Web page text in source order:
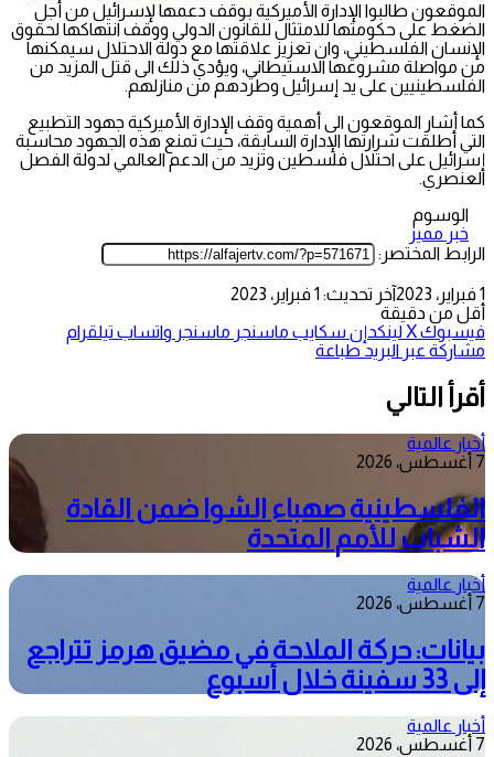
الموقعون طالبوا الإدارة الأميركية بوقف دعمها لإسرائيل من أجل
الضغط على حكومتها للامتثال للقانون الدولي ووقف انتهاكها لحقوق
الإنسان الفلسطيني، وان تعزيز علاقتها مع دولة الاحتلال سيمكنها
من مواصلة مشروعها الاستيطاني، ويؤدي ذلك الى قتل المزيد من
الفلسطينيين على يد إسرائيل وطردهم من منازلهم.
كما أشار الموقعون الى أهمية وقف الإدارة الأميركية جهود التطبيع
التي أطلقت شرارتها الإدارة السابقة، حيث تمنع هذه الجهود محاسبة
إسرائيل على احتلال فلسطين وتزيد من الدعم العالمي لدولة الفصل
العنصري.
الوسوم
خبر مميز
الرابط المختصر:
1 فبراير، 2023
آخر تحديث: 1 فبراير، 2023
أقل من دقيقة
فيسبوك‫Xلينكدإن سكايب ماسنجر ماسنجر واتساب تيلقرام
مشاركة عبر البريد طباعة
أقرأ التالي
أخبار عالمية
7 أغسطس، 2026
الفلسطينية صهباء الشوا ضمن القادة
الشباب للأمم المتحدة
أخبار عالمية
7 أغسطس، 2026
بيانات: حركة الملاحة في مضيق هرمز تتراجع
إلى 33 سفينة خلال أسبوع
أخبار عالمية
7 أغسطس، 2026